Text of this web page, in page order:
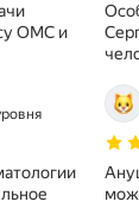
ОМС и